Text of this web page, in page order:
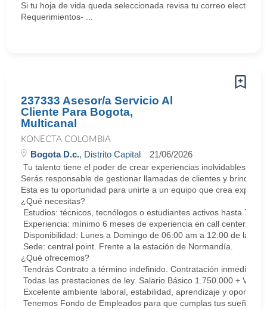
Si tu hoja de vida queda seleccionada revisa tu correo
Requerimientos- ...
237333 Asesor/a Servicio Al
Cliente Para Bogota,
Multicanal
KONECTA COLOMBIA
Bogota D.c., Distrito Capital 21/06/2026
Tu talento tiene el poder de crear experiencias inolvidables.
Serás responsable de gestionar llamadas de clientes y brindar
Esta es tu oportunidad para unirte a un equipo que crea
¿Qué necesitas?
Estudios: técnicos, tecnólogos o estudiantes activos hasta 7
Experiencia: mínimo 6 meses de experiencia en call center.
Disponibilidad: Lunes a Domingo de 06:00 am a 12:00 de la
Sede: central point. Frente a la estación de Normandía.
¿Qué ofrecemos?
Tendrás Contrato a término indefinido. Contratación inmediata.
Todas las prestaciones de ley. Salario Básico 1.750.000 +
Excelente ambiente laboral, estabilidad, aprendizaje y
Tenemos Fondo de Empleados para que cumplas tus sueños y